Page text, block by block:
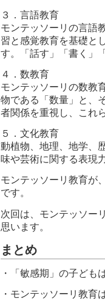
３．言語教育
モンテッソーリの言語
習と感覚教育を基礎と
す。「話す」「書く」
４．数教育
モンテッソーリの数教
物である「数量」と、
者関係を重視し、これ
５．文化教育
動植物、地理、地学、
味や芸術に関する表現
モンテッソーリ教育が
です。
次回は、モンテッソー
思います。
まとめ
・「敏感期」の子ども
・モンテッソーリ教育